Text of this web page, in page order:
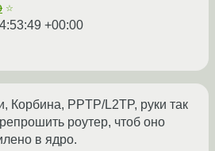
☆
+00:00
Корбина, PPTP/L2TP, руки так
роутер, чтоб оно
в ядро.